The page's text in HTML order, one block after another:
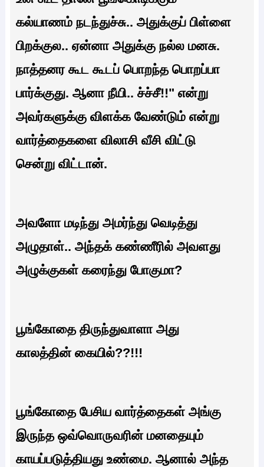
கல்யாணம் நடந்துச்சு.. அதுக்குப் பிள்ளை
பிறக்குல.. ஏன்னா அதுக்கு நல்ல மனசு.
நாத்தனர கூட கூடப் பொறந்த பொறப்பா
பார்க்குது. ஆனா நீயி.. ச்ச்சீ!!" என்று
அவர்களுக்கு விளக்க வேண்டும் என்று
வார்த்தைகளை விலாசி வீசி விட்டு
சென்று விட்டான்.
அவளோ மடிந்து அமர்ந்து வெடித்து
அழுதாள்.. அந்தக் கண்ணீரில் அவளது
அழுக்குகள் கரைந்து போகுமா?
பூங்கோதை திருந்துவாளா அது
காலத்தின் கையில்??!!!
பூங்கோதை பேசிய வார்த்தைகள் அங்கு
இருந்த ஒவ்வொருவரின் மனதையும்
காயப்படுத்தியது உண்மை. ஆனால் அந்த